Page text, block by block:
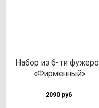
Набор из 6-ти
«Фир­мен­ный»
2090 руб